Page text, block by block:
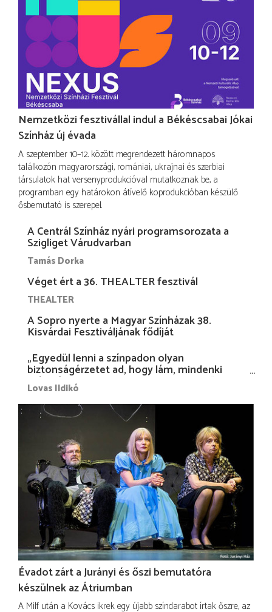
Nemzetközi fesztivállal indul a Békéscsabai Jókai
Színház új évada
A szeptember 10–12. között megrendezett háromnapos
találkozón magyarországi, romániai, ukrajnai és szerbiai
társulatok hat versenyprodukcióval mutatkoznak be, a
programban egy határokon átívelő koprodukcióban készülő
ősbemutató is szerepel.
A Centrál Színház nyári programsorozata a
Szigliget Várudvarban
Tamás Dorka
Véget ért a 36. THEALTER fesztivál
THEALTER
A Sopro nyerte a Magyar Színházak 38.
Kisvárdai Fesztiváljának fődíját
„Egyedül lenni a színpadon olyan
biztonságérzetet ad, hogy lám, mindenki
más nélkül is megvagyok magammal…”
Lovas Ildikó
Évadot zárt a Jurányi és őszi bemutatóra
készülnek az Átriumban
A Milf után a Kovács ikrek egy újabb színdarabot írtak őszre, az